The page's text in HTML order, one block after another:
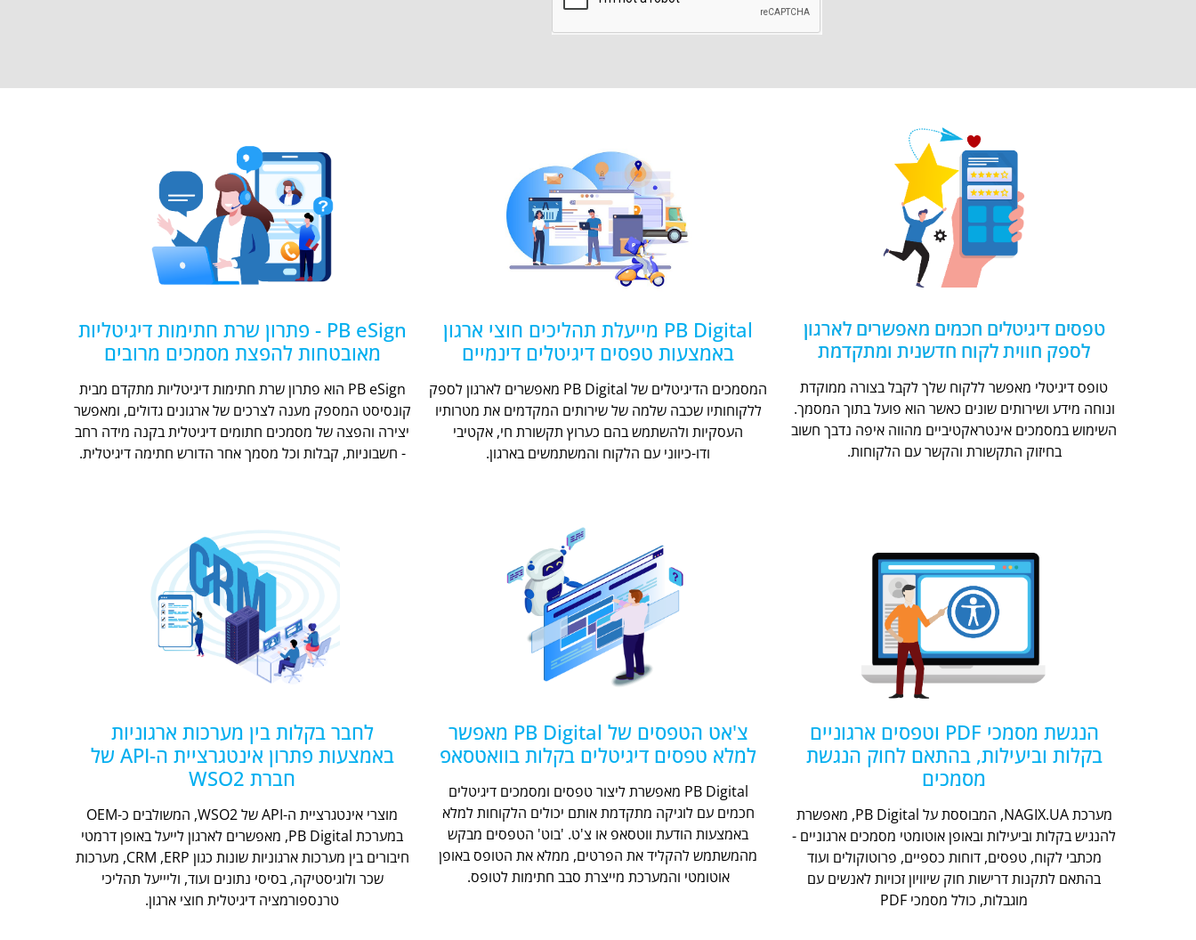
טפסים דיגיטלים חכמים מאפשרים לארגון
לספק חווית לקוח חדשנית ומתקדמת
טופס דיגיטלי מאפשר ללקוח שלך לקבל בצורה ממוקדת
ונוחה מידע ושירותים שונים כאשר הוא פועל בתוך המסמך.
השימוש במסמכים אינטראקטיביים מהווה איפה נדבך חשוב
בחיזוק התקשורת והקשר עם הלקוחות.
PB Digital מייעלת תהליכים חוצי ארגון
באמצעות טפסים דיגיטלים דינמיים
המסמכים הדיגיטלים של PB Digital מאפשרים לארגון לספק
ללקוחותיו שכבה שלמה של שירותים המקדמים את מטרותיו
העסקיות ולהשתמש בהם כערוץ תקשורת חי, אקטיבי
ודו-כיווני עם הלקוח והמשתמשים בארגון.
PB eSign - פתרון שרת חתימות דיגיטליות
מאובטחות להפצת מסמכים מרובים
PB eSign הוא פתרון שרת חתימות דיגיטליות מתקדם מבית
קונסיסט המספק מענה לצרכים של ארגונים גדולים, ומאפשר
יצירה והפצה של מסמכים חתומים דיגיטלית בקנה מידה רחב
- חשבוניות, קבלות וכל מסמך אחר הדורש חתימה דיגיטלית.
הנגשת מסמכי PDF וטפסים ארגוניים
בקלות וביעילות, בהתאם לחוק הנגשת
מסמכים
מערכת NAGIX.UA, המבוססת על PB Digital, מאפשרת
להנגיש בקלות וביעילות ובאופן אוטומטי מסמכים ארגוניים -
מכתבי לקוח, טפסים, דוחות כספיים, פרוטוקולים ועוד
בהתאם לתקנות דרישות חוק שיוויון זכויות לאנשים עם
מוגבלות, כולל מסמכי PDF
צ'אט הטפסים של PB Digital מאפשר
למלא טפסים דיגיטלים בקלות בוואטסאפ
PB Digital מאפשרת ליצור טפסים ומסמכים דיגיטלים
חכמים עם לוגיקה מתקדמת אותם יכולים הלקוחות למלא
באמצעות הודעת ווטסאפ או צ'ט. 'בוט' הטפסים מבקש
מהמשתמש להקליד את הפרטים, ממלא את הטופס באופן
אוטומטי והמערכת מייצרת סבב חתימות לטופס.
לחבר בקלות בין מערכות ארגוניות
באמצעות פתרון אינטגרציית ה-API של
חברת WSO2
מוצרי אינטגרציית ה-API של WSO2, המשולבים כ-OEM
במערכת PB Digital, מאפשרים לארגון לייעל באופן דרמטי
חיבורים בין מערכות ארגוניות שונות כגון CRM ,ERP, מערכות
שכר ולוגיסטיקה, בסיסי נתונים ועוד, וליייעל תהליכי
טרנספורמציה דיגיטלית חוצי ארגון.